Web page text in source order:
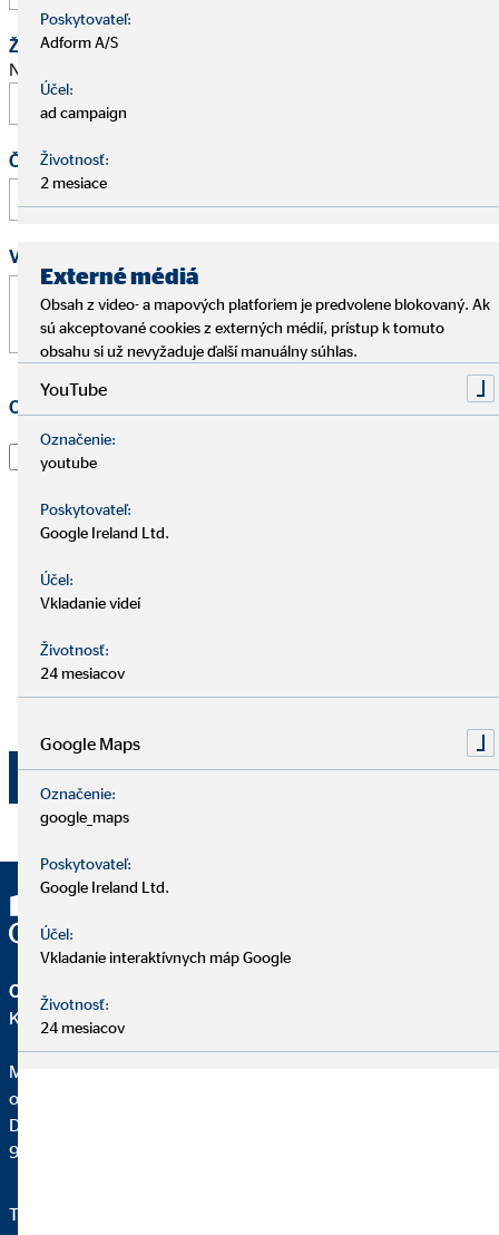
Žiadosť o schôdzku
Navrhnite stretnutie na osobný pohovor.
Čas
Vaša správa
Ochrana osobných údajov
Prečítal som si vyhlásenie o
tým, že spoločnosť OVB Allfinanz Slovensko a.s. použije
informácie a kontaktné údaje, ktoré som uviedol, aby
ma kontaktoval ohľadom mojej žiadosti, informoval o
e-mailovej adresy a telefónneho čísla na vyššie uvedené
účely. Súhlas je možné kedykoľvek s účinnosťou do
alebo poštou na adresu zodpovedného pracovníka OVB
Odoslať
OVB Allfinanz Slovensko a.s.
Kancelária | Pezinok
Mgr. Peter Dominik Snopek
okresný vedúci pre OVB
Drevárska 23
902 01 Pezinok
Telefon:
Poskytovateľ:
Adform A/S
Účel:
ad campaign
Životnosť:
2 mesiace
Externé médiá
Obsah z video- a mapových platforiem je predvolene blokovaný. Ak
sú akceptované cookies z externých médií, prístup k tomuto
obsahu si už nevyžaduje ďalší manuálny súhlas.
YouTube
Označenie:
youtube
Poskytovateľ:
Google Ireland Ltd.
Účel:
Vkladanie videí
Životnosť:
24 mesiacov
Google Maps
Označenie:
google_maps
Poskytovateľ:
Google Ireland Ltd.
Účel:
Vkladanie interaktívnych máp Google
Životnosť:
24 mesiacov